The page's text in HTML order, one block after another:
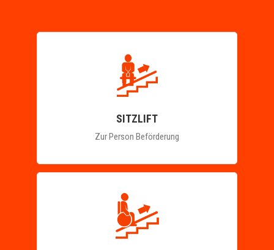
SITZLIFT
Zur Person Beförderung